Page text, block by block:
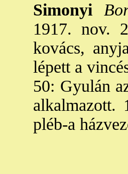
Simonyi
1917. nov.
kovács,
lépett a
50: Gyulán
alkalmazott.
pléb-a